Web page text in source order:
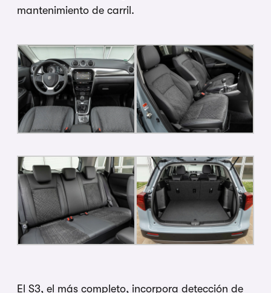
mantenimiento de carril.
El S3, el más completo, incorpora detección de